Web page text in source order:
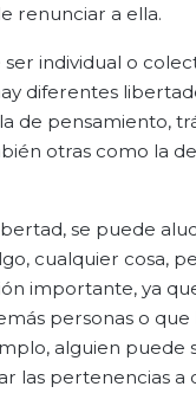
renunciar a ella.
individual o
diferentes
de pensamiento,
otras como la
se puede
cualquier cosa,
importante, ya
personas o que
alguien puede
las pertenencias a